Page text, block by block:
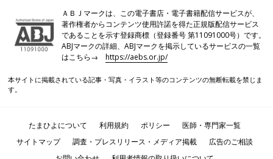
ＡＢＪマークは、この電子書店・電子書籍配信サービスが、
著作権者からコンテンツ使用許諾を得た正規版配信サービス
であることを示す登録商標（登録番号 第11091000号）です。
ABJマークの詳細、ABJマークを掲示しているサービスの一覧
はこちら→https://aebs.or.jp/
本サイトに掲載されている記事・写真・イラスト等のコンテンツの無断転載を禁じま
す。
たまひよについて 利用規約 ポリシー
医師・専門家一覧
サイトマップ
調査・プレスリリース・メディア掲載
広告のご相談